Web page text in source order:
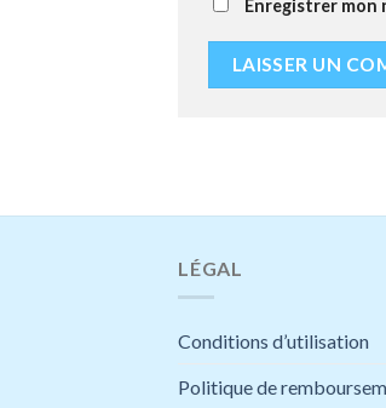
Enregistrer mon
LÉGAL
Conditions d’utilisation
Politique de